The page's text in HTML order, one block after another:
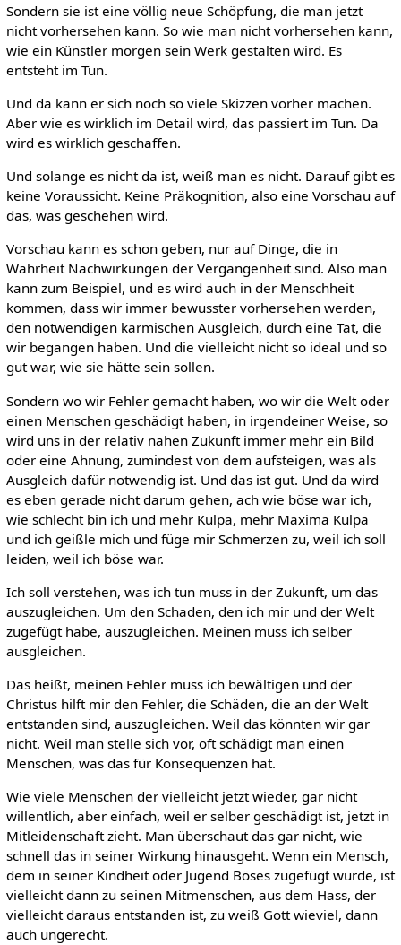
Sondern sie ist eine völlig neue Schöpfung, die man jetzt
nicht vorhersehen kann. So wie man nicht vorhersehen kann,
wie ein Künstler morgen sein Werk gestalten wird. Es
entsteht im Tun.
Und da kann er sich noch so viele Skizzen vorher machen.
Aber wie es wirklich im Detail wird, das passiert im Tun. Da
wird es wirklich geschaffen.
Und solange es nicht da ist, weiß man es nicht. Darauf gibt es
keine Voraussicht. Keine Präkognition, also eine Vorschau auf
das, was geschehen wird.
Vorschau kann es schon geben, nur auf Dinge, die in
Wahrheit Nachwirkungen der Vergangenheit sind. Also man
kann zum Beispiel, und es wird auch in der Menschheit
kommen, dass wir immer bewusster vorhersehen werden,
den notwendigen karmischen Ausgleich, durch eine Tat, die
wir begangen haben. Und die vielleicht nicht so ideal und so
gut war, wie sie hätte sein sollen.
Sondern wo wir Fehler gemacht haben, wo wir die Welt oder
einen Menschen geschädigt haben, in irgendeiner Weise, so
wird uns in der relativ nahen Zukunft immer mehr ein Bild
oder eine Ahnung, zumindest von dem aufsteigen, was als
Ausgleich dafür notwendig ist. Und das ist gut. Und da wird
es eben gerade nicht darum gehen, ach wie böse war ich,
wie schlecht bin ich und mehr Kulpa, mehr Maxima Kulpa
und ich geißle mich und füge mir Schmerzen zu, weil ich soll
leiden, weil ich böse war.
Ich soll verstehen, was ich tun muss in der Zukunft, um das
auszugleichen. Um den Schaden, den ich mir und der Welt
zugefügt habe, auszugleichen. Meinen muss ich selber
ausgleichen.
Das heißt, meinen Fehler muss ich bewältigen und der
Christus hilft mir den Fehler, die Schäden, die an der Welt
entstanden sind, auszugleichen. Weil das könnten wir gar
nicht. Weil man stelle sich vor, oft schädigt man einen
Menschen, was das für Konsequenzen hat.
Wie viele Menschen der vielleicht jetzt wieder, gar nicht
willentlich, aber einfach, weil er selber geschädigt ist, jetzt in
Mitleidenschaft zieht. Man überschaut das gar nicht, wie
schnell das in seiner Wirkung hinausgeht. Wenn ein Mensch,
dem in seiner Kindheit oder Jugend Böses zugefügt wurde, ist
vielleicht dann zu seinen Mitmenschen, aus dem Hass, der
vielleicht daraus entstanden ist, zu weiß Gott wieviel, dann
auch ungerecht.